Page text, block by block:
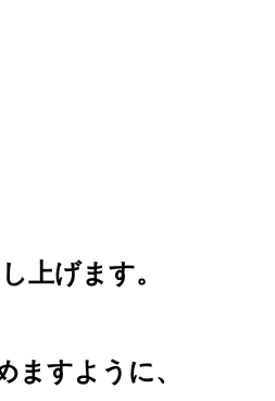
上げます。
ますように、